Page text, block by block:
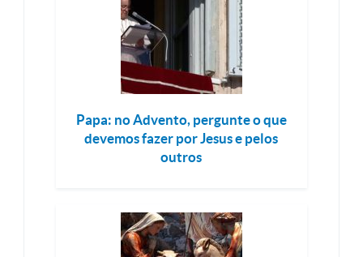
Papa: no Advento, pergunte o que
devemos fazer por Jesus e pelos
outros